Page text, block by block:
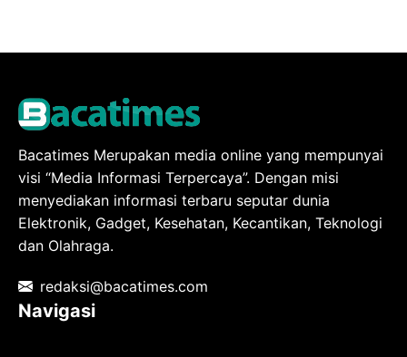
Bacatimes Merupakan media online yang mempunyai
visi “Media Informasi Terpercaya”. Dengan misi
menyediakan informasi terbaru seputar dunia
Elektronik, Gadget, Kesehatan, Kecantikan, Teknologi
dan Olahraga.
redaksi@bacatimes.com
Navigasi